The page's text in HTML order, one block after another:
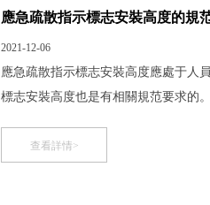
應急疏散指示標志安裝高度的規
2021-12-06
應急疏散指示標志安裝高度應處于人
標志安裝高度也是有相關規范要求的
邊距地面高度不
查看詳情>